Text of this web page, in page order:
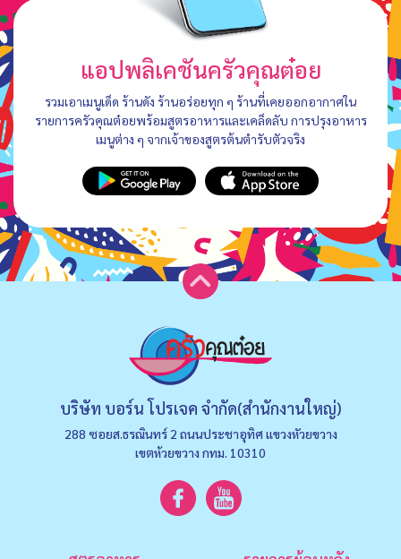
แอปพลิเคชันครัวคุณต๋อย
รวมเอาเมนูเด็ด ร้านดัง ร้านอร่อยทุก ๆ ร้านที่เคยออกอากาศใน
รายการครัวคุณต๋อยพร้อมสูตรอาหารและเคล็ดลับ การปรุงอาหาร
เมนูต่าง ๆ จากเจ้าของสูตรต้นตำรับตัวจริง
บริษัท บอร์น โปรเจค จำกัด(สำนักงานใหญ่)
288 ซอยส.ธรณินทร์ 2 ถนนประชาอุทิศ แขวงหัวยขวาง
เขตห้วยขวาง กทม. 10310